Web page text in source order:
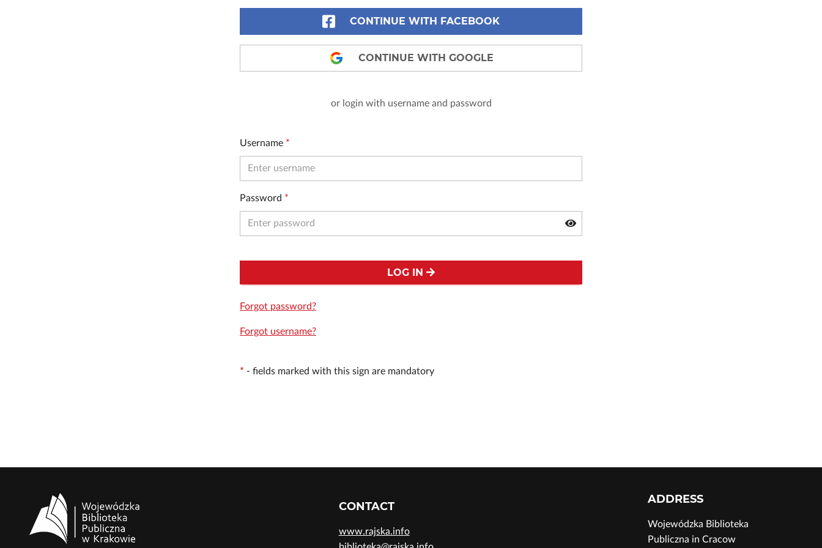
CONTINUE WITH FACEBOOK
CONTINUE WITH GOOGLE
or login with username and password
Username *
Password *
LOG IN
Forgot password?
Forgot username?
* - fields marked with this sign are mandatory
CONTACT
www.rajska.info
ADDRESS
Wojewódzka Biblioteka
Publiczna in Cracow